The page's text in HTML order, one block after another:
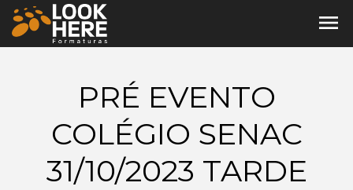
menu
PRÉ EVENTO
COLÉGIO SENAC
31/10/2023 TARDE